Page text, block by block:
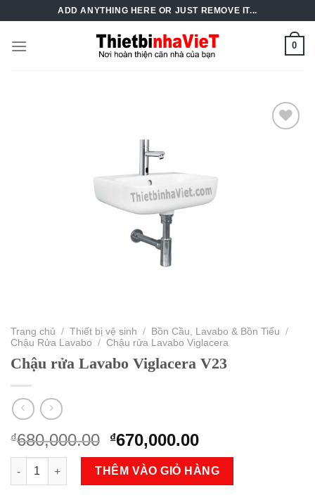
content
ADD ANYTHING HERE OR JUST REMOVE IT...
0
Trang chủ / Thiết bị vệ sinh / Bồn Cầu, Lavabo & Bồn Tiểu
/
Chậu Rửa Lavabo
/ Chậu rửa Lavabo Viglacera
Chậu rửa Lavabo Viglacera V23
₫680,000.00 Original
price
was:
₫680,000.00.
₫670,000.00Current
price
is:
₫670,000.00.
Chậu rửa Lavabo Viglacera V23 số lượng
THÊM VÀO GIỎ HÀNG